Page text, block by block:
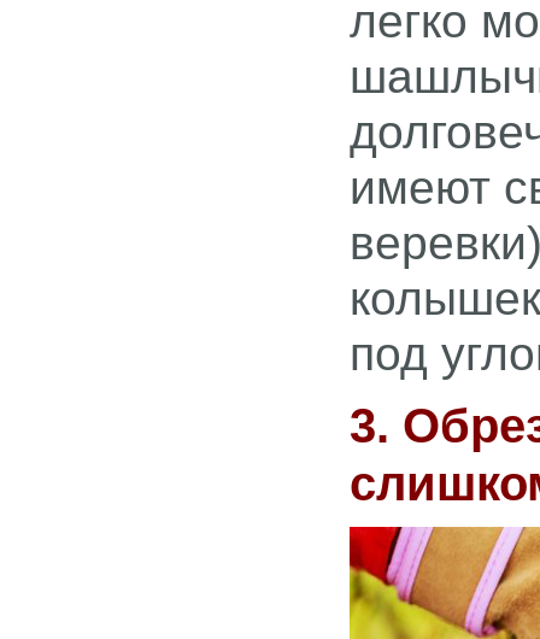
легко
имеют
под
3.